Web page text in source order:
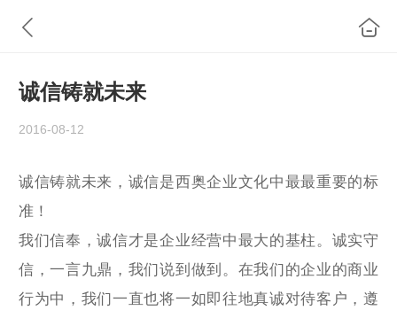
诚信铸就未来
2016-08-12
诚信铸就未来，诚信是西奥企业文化中最最重要的标
准 ！
我们信奉，诚信才是企业经营中最大的基柱。 诚实守
信，一言九鼎，我们说到做到。在我们的企业的商业
行为中，我们一直也将一如即往地真诚对待客户，遵